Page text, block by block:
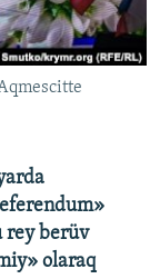
rey berüv
olaraq